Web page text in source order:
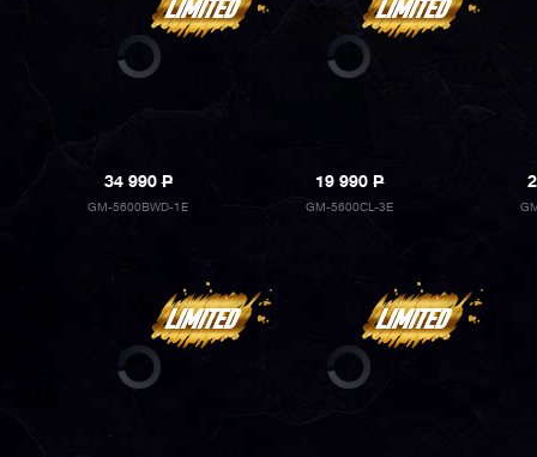
34 990P
GM-5600BWD-1E
19 990P
GM-5600CL-3E